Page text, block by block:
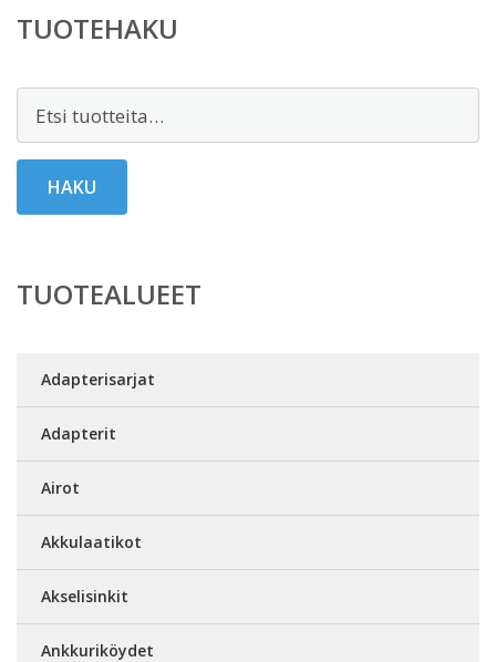
TUOTEHAKU
HAKU
TUOTEALUEET
Adapterisarjat
Adapterit
Airot
Akkulaatikot
Akselisinkit
Ankkuriköydet